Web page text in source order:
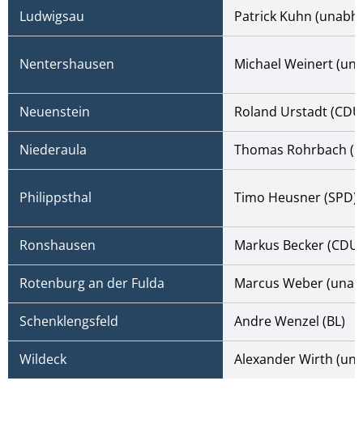
Ludwigsau Patrick Kuhn
Nentershausen Michael Weinert
Neuenstein Roland Urstadt
Niederaula Thomas Rohrbach
Philippsthal Timo Heusner (SPD)
Ronshausen Markus Becker (CDU)
Rotenburg an der Fulda Marcus Weber
Schenklengsfeld Andre Wenzel (BL)
Wildeck Alexander Wirth